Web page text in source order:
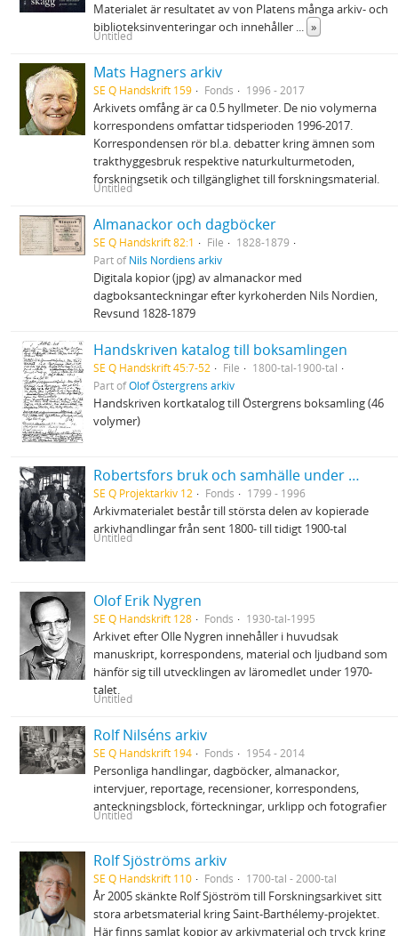
Materialet är resultatet av von Platens många arkiv- och
biblioteksinventeringar och innehåller ... »
Untitled
Mats Hagners arkiv
SE Q Handskrift 159 Fonds 1996 - 2017
Arkivets omfång är ca 0.5 hyllmeter. De nio volymerna
korrespondens omfattar tidsperioden 1996-2017.
Korrespondensen rör bl.a. debatter kring ämnen som
trakthyggesbruk respektive naturkulturmetoden,
forskningsetik och tillgänglighet till forskningsmaterial.
Untitled
Almanackor och dagböcker
SE Q Handskrift 82:1 File
1828-1879
Part ofNils Nordiens arkiv
Digitala kopior (jpg) av almanackor med
dagboksanteckningar efter kyrkoherden Nils Nordien,
Revsund 1828-1879
Handskriven katalog till boksamlingen
SE Q Handskrift 45:7-52 File
1800-tal-1900-tal
Part ofOlof Östergrens arkiv
Handskriven kortkatalog till Östergrens boksamling (46
volymer)
Robertsfors bruk och samhälle under 1900-talet
SE Q Projektarkiv 12 Fonds 1799 - 1996
Arkivmaterialet består till största delen av kopierade
arkivhandlingar från sent 1800- till tidigt 1900-tal
Untitled
Olof Erik Nygren
SE Q Handskrift 128 Fonds 1930-tal-1995
Arkivet efter Olle Nygren innehåller i huvudsak
manuskript, korrespondens, material och ljudband som
hänför sig till utvecklingen av läromedlet under 1970‐
talet.
Untitled
Rolf Nilséns arkiv
SE Q Handskrift 194 Fonds 1954 - 2014
Personliga handlingar, dagböcker, almanackor,
intervjuer, reportage, recensioner, korrespondens,
anteckningsblock, förteckningar, urklipp och fotografier
Untitled
Rolf Sjöströms arkiv
SE Q Handskrift 110 Fonds 1700-tal - 2000-tal
År 2005 skänkte Rolf Sjöström till Forskningsarkivet sitt
stora arbetsmaterial kring Saint-Barthélemy-projektet.
Här finns samlat kopior av arkivmaterial och tryck kring